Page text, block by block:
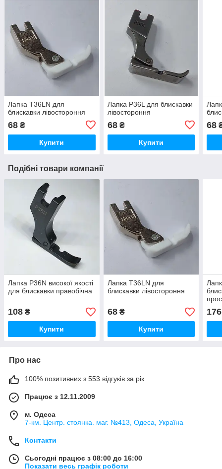
Лапка T36LN для
блискавки лівостороння
68 ₴
Купити
Лапка Р36L для блискавки
лівостороння
68₴
Купити
68
Подібні товари компанії
Лапка Р36N високої якості
для блискавки правобічна
108 ₴
Купити
Лапка T36LN для
блискавки лівостороння
68₴
Купити
176
Про нас
100% позитивних з 553 відгуків за рік
Працює з 12.11.2009
м. Одеса
7-км. Центр. стоянка. маг. №413, Одеса, Україна
Контакти
Сьогодні працює з 08:00 до 16:00
Показати весь графік роботи